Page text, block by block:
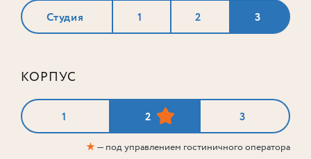
Студия 1 2 3
КОРПУС
1 2 3
★— под управлением гостиничного оператора